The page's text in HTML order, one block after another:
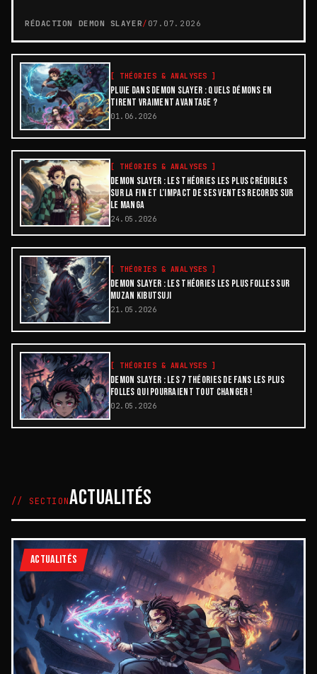
RÉDACTION DEMON SLAYER/ 07.07.2026
[ THÉORIES & ANALYSES ]
PLUIE DANS DEMON SLAYER : QUELS DÉMONS EN
TIRENT VRAIMENT AVANTAGE ?
01.06.2026
[ THÉORIES & ANALYSES ]
DEMON SLAYER : LES THÉORIES LES PLUS CRÉDIBLES
SUR LA FIN ET L’IMPACT DE SES VENTES RECORDS SUR
LE MANGA
24.05.2026
[ THÉORIES & ANALYSES ]
DEMON SLAYER : LES THÉORIES LES PLUS FOLLES SUR
MUZAN KIBUTSUJI
21.05.2026
[ THÉORIES & ANALYSES ]
DEMON SLAYER : LES 7 THÉORIES DE FANS LES PLUS
FOLLES QUI POURRAIENT TOUT CHANGER !
02.05.2026
// SECTIONACTUALITÉS
ACTUALITÉS